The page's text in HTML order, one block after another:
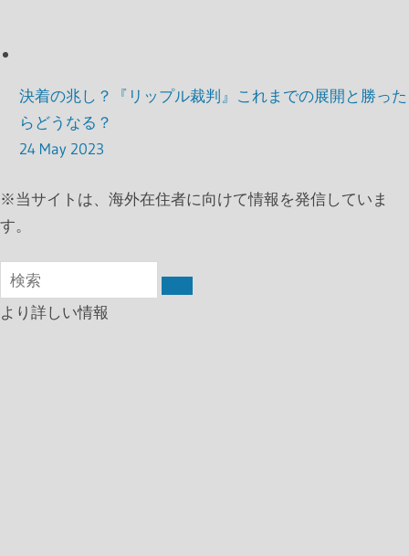
決着の兆し？『リップル裁判』これまでの展開と勝った
らどうなる？
24 May 2023
※当サイトは、海外在住者に向けて情報を発信していま
す。
より詳しい情報